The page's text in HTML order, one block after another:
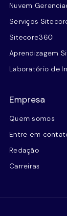
Nuvem
Serviços
Sitecore360
Aprendizagem
Laboratório de
Empresa
Quem somos
Entre em
Redação
Carreiras